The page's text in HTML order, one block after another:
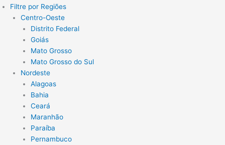
Filtre por Regiões
Centro-Oeste
Distrito Federal
Goiás
Mato Grosso
Mato Grosso do Sul
Nordeste
Alagoas
Bahia
Ceará
Maranhão
Paraíba
Pernambuco